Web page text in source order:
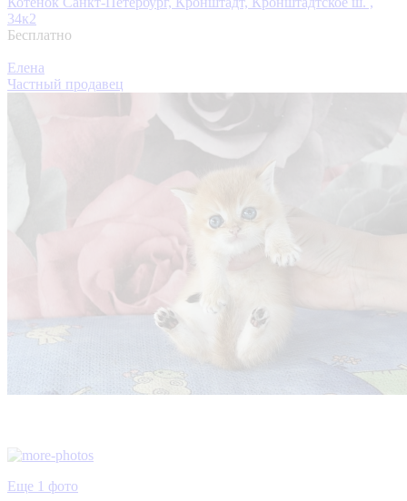
34к2
Бесплатно
Елена
Частный продавец
Еще 1 фото